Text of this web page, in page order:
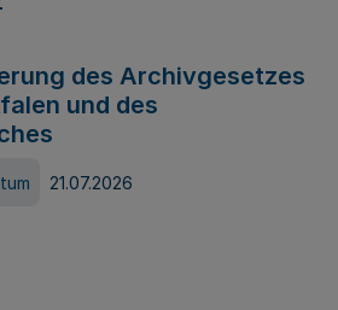
des Archivgesetzes
und des
21.07.2026